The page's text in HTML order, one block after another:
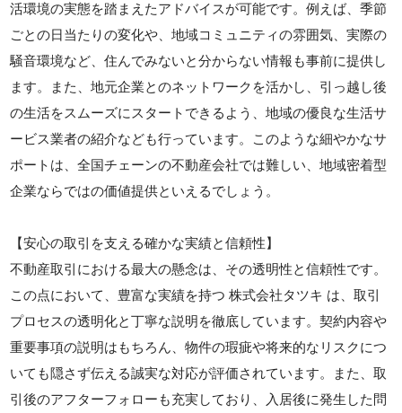
活環境の実態を踏まえたアドバイスが可能です。例えば、季節
ごとの日当たりの変化や、地域コミュニティの雰囲気、実際の
騒音環境など、住んでみないと分からない情報も事前に提供し
ます。また、地元企業とのネットワークを活かし、引っ越し後
の生活をスムーズにスタートできるよう、地域の優良な生活サ
ービス業者の紹介なども行っています。このような細やかなサ
ポートは、全国チェーンの不動産会社では難しい、地域密着型
企業ならではの価値提供といえるでしょう。
【安心の取引を支える確かな実績と信頼性】
不動産取引における最大の懸念は、その透明性と信頼性です。
この点において、豊富な実績を持つ 株式会社タツキ は、取引
プロセスの透明化と丁寧な説明を徹底しています。契約内容や
重要事項の説明はもちろん、物件の瑕疵や将来的なリスクにつ
いても隠さず伝える誠実な対応が評価されています。また、取
引後のアフターフォローも充実しており、入居後に発生した問